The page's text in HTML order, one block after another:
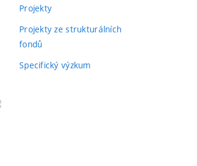
Projekty
Projekty ze strukturálních
fondů
Specifický výzkum